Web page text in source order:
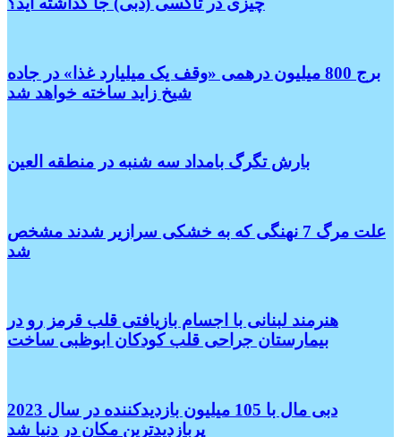
برج 800 میلیون درهمی «وقف یک میلیارد غذا» در جاده
شیخ زاید ساخته خواهد شد
بارش تگرگ بامداد سه شنبه در منطقه العین
علت مرگ 7 نهنگی که به خشکی سرازیر شدند مشخص
شد
هنرمند لبنانی با اجسام بازیافتی قلب قرمز رو در
بیمارستان جراحی قلب کودکان ابوظبی ساخت
دبی مال با 105 میلیون بازدیدکننده در سال 2023
پربازدیدترین مکان در دنیا شد